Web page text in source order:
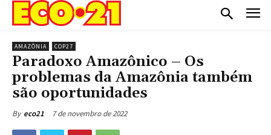
AMAZÔNIA COP27
Paradoxo Amazônico – Os
problemas da Amazônia também
são oportunidades
By eco21 7 de novembro de 2022